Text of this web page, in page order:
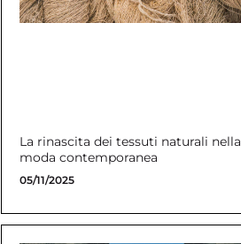
La rinascita dei tessuti naturali nella
moda contemporanea
05/11/2025